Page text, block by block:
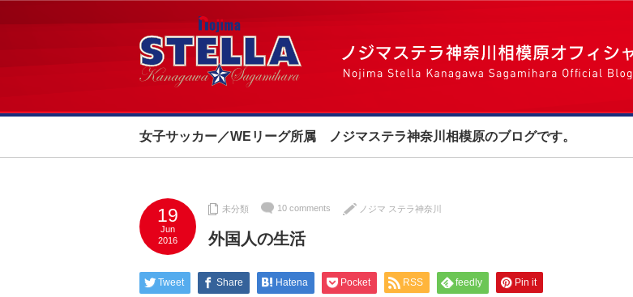
女子サッカー／WEリーグ所属 ノジマステラ神奈川相模原のブログです。
19
Jun
2016
未分類 10 comments ノジマ ステラ神奈川
外国人の生活
Tweet Share Hatena Pocket RSS feedly Pin it